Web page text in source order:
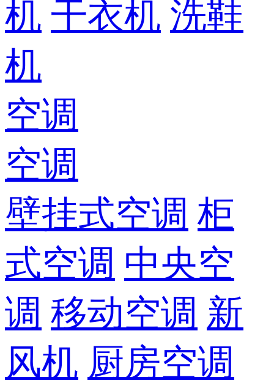
机 干衣机 洗鞋
机
空调
空调
壁挂式空调 柜
式空调 中央空
调 移动空调 新
风机 厨房空调